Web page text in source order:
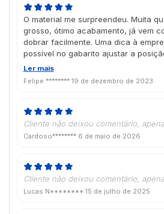
O material me surpreendeu. Muita
grosso, ótimo acabamento, já vem
dobrar facilmente. Uma dica à
possível no gabarito ajustar a
janela, se fosse seria muito bom pois
cada cliente.
Ler mais
Felipe ******** 19 de dezembro de 2023
Cliente não deixou comentário,
Cardoso******** 6 de maio de 2026
Cliente não deixou comentário,
Lucas N******** 15 de julho de 2025